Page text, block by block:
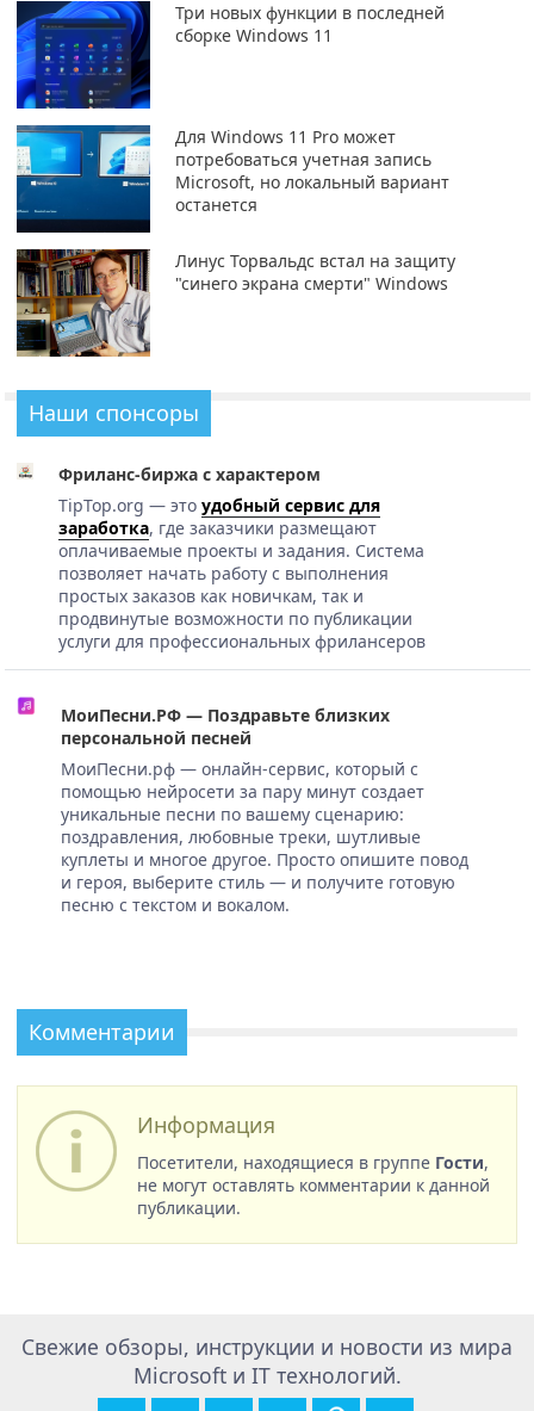
Три новых функции в последней
сборке Windows 11
Для Windows 11 Pro может
потребоваться учетная запись
Microsoft, но локальный вариант
останется
Линус Торвальдс встал на защиту
"синего экрана смерти" Windows
Наши спонсоры
Фриланс-биржа с характером
TipTop.org — это удобный сервис для
заработка, где заказчики размещают
оплачиваемые проекты и задания. Система
позволяет начать работу с выполнения
простых заказов как новичкам, так и
продвинутые возможности по публикации
услуги для профессиональных фрилансеров
МоиПесни.РФ — Поздравьте близких
персональной песней
МоиПесни.рф — онлайн-сервис, который с
помощью нейросети за пару минут создает
уникальные песни по вашему сценарию:
поздравления, любовные треки, шутливые
куплеты и многое другое. Просто опишите повод
и героя, выберите стиль — и получите готовую
песню с текстом и вокалом.
Комментарии
Информация
Посетители, находящиеся в группе Гости,
не могут оставлять комментарии к данной
публикации.
Свежие обзоры, инструкции и новости из мира
Microsoft и IT технологий.